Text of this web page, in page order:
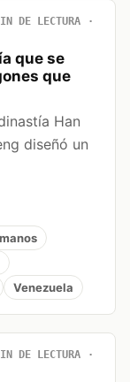
DE LECTURA
que se
que
Han
diseñó un
Venezuela
DE LECTURA